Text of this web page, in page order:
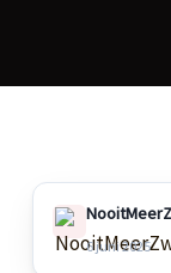
6 juni 2025